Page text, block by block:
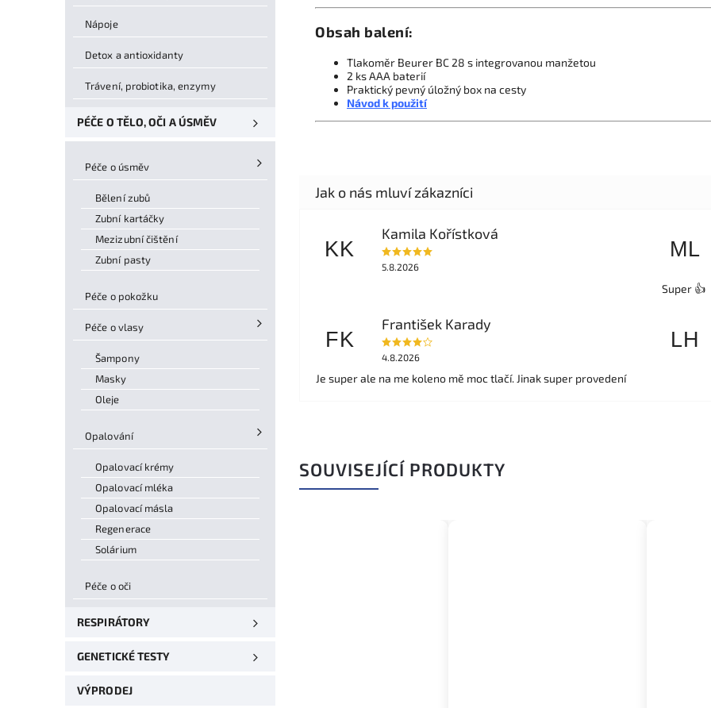
Nápoje
Detox a antioxidanty
Trávení, probiotika, enzymy
PÉČE O TĚLO, OČI A ÚSMĚV
Péče o úsměv
Bělení zubů
Zubní kartáčky
Mezizubní čištění
Zubní pasty
Péče o pokožku
Péče o vlasy
Šampony
Masky
Oleje
Opalování
Opalovací krémy
Opalovací mléka
Opalovací másla
Regenerace
Solárium
Péče o oči
RESPIRÁTORY
GENETICKÉ TESTY
VÝPRODEJ
Obsah balení:
Tlakoměr Beurer BC 28 s integrovanou manžetou
2 ks AAA baterií
Praktický pevný úložný box na cesty
Návod k použití
KK
Kamila Kořístková
5.8.2026
ML
Super 👍
FK
František Karady
4.8.2026
Je super ale na me koleno mě moc tlačí. Jinak super provedení
LH
SOUVISEJÍCÍ PRODUKTY
–47 %